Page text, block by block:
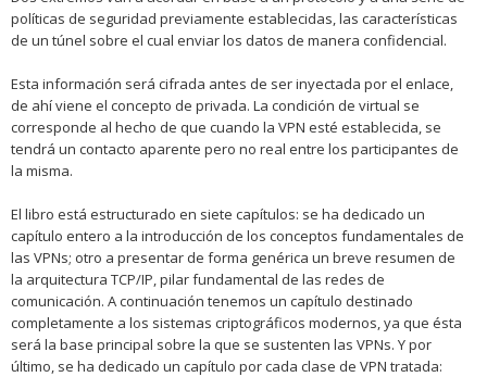
políticas de seguridad previamente establecidas, las características
de un túnel sobre el cual enviar los datos de manera confidencial.
Esta información será cifrada antes de ser inyectada por el enlace,
de ahí viene el concepto de privada. La condición de virtual se
corresponde al hecho de que cuando la VPN esté establecida, se
tendrá un contacto aparente pero no real entre los participantes de
la misma.
El libro está estructurado en siete capítulos: se ha dedicado un
capítulo entero a la introducción de los conceptos fundamentales de
las VPNs; otro a presentar de forma genérica un breve resumen de
la arquitectura TCP/IP, pilar fundamental de las redes de
comunicación. A continuación tenemos un capítulo destinado
completamente a los sistemas criptográficos modernos, ya que ésta
será la base principal sobre la que se sustenten las VPNs. Y por
último, se ha dedicado un capítulo por cada clase de VPN tratada: